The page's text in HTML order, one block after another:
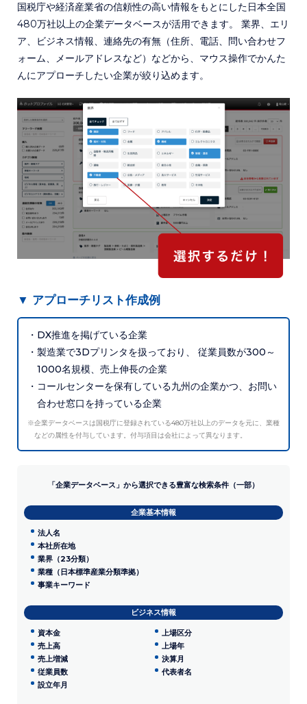
国税庁や経済産業省の信頼性の高い情報をもとにした日本全国
480万社以上の企業データベースが活用できます。 業界、エリ
ア、ビジネス情報、連絡先の有無（住所、電話、問い合わせフ
ォーム、メールアドレスなど）などから、マウス操作でかんた
んにアプローチしたい企業が絞り込めます。
▼ アプローチリスト作成例
・DX推進を掲げている企業
・製造業で3Dプリンタを扱っており、 従業員数が300～
1000名規模、売上伸長の企業
・コールセンターを保有している九州の企業かつ、お問い
合わせ窓口を持っている企業
※企業データベースは国税庁に登録されている480万社以上のデータを元に、業種
などの属性を付与しています。付与項目は会社によって異なります。
「企業データベース」から選択できる豊富な検索条件（一部）
企業基本情報
法人名
本社所在地​
業界（23分類）
業種（日本標準産業分類準拠）
事業キーワード​
ビジネス情報
資本金
上場区分
売上高
上場年
売上増減
決算月
従業員数
代表者名​
設立年月​